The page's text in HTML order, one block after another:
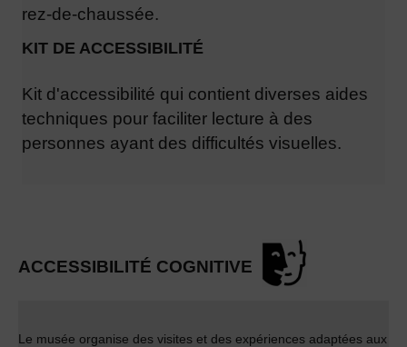
rez-de-chaussée.
KIT DE ACCESSIBILITÉ
Kit d'accessibilité qui contient diverses aides
techniques pour faciliter lecture à des
personnes ayant des difficultés visuelles.
ACCESSIBILITÉ COGNITIVE
Le musée organise des visites et des expériences adaptées aux